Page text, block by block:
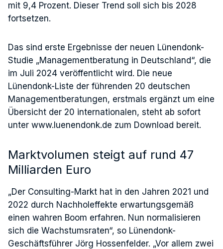
mit 9,4 Prozent. Dieser Trend soll sich bis 2028
fortsetzen.
Das sind erste Ergebnisse der neuen Lünendonk-
Studie „Managementberatung in Deutschland“, die
im Juli 2024 veröffentlicht wird. Die neue
Lünendonk-Liste der führenden 20 deutschen
Managementberatungen, erstmals ergänzt um eine
Übersicht der 20 internationalen, steht ab sofort
unter www.luenendonk.de zum Download bereit.
Marktvolumen steigt auf rund 47
Milliarden Euro
„Der Consulting-Markt hat in den Jahren 2021 und
2022 durch Nachholeffekte erwartungsgemäß
einen wahren Boom erfahren. Nun normalisieren
sich die Wachstumsraten“, so Lünendonk-
Geschäftsführer Jörg Hossenfelder. „Vor allem zwei